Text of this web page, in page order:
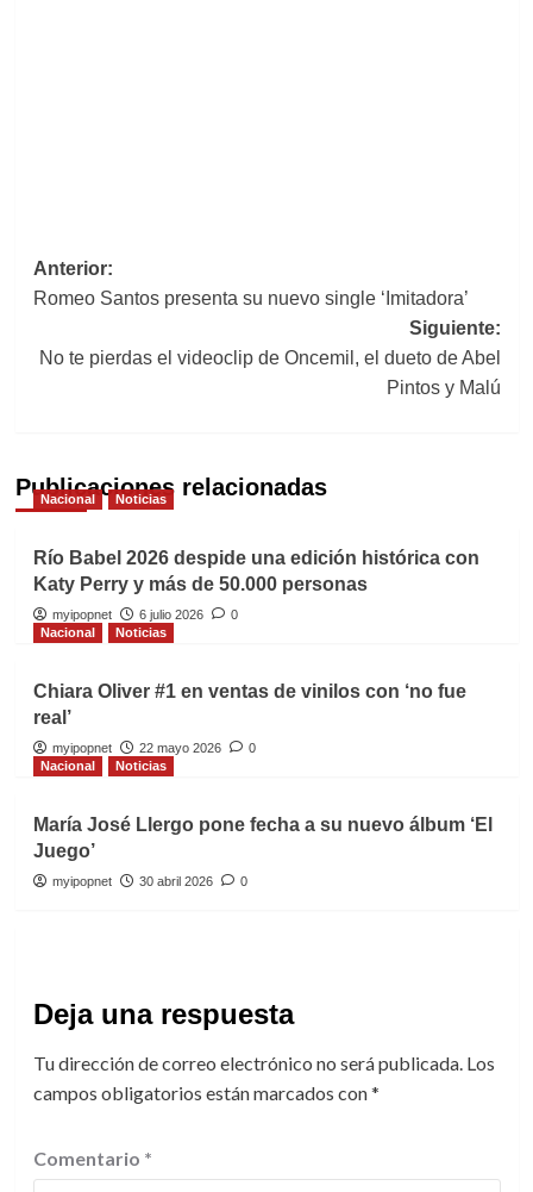
Navegación
de
entradas
Anterior:
Romeo Santos presenta su nuevo single ‘Imitadora’
Siguiente:
No te pierdas el videoclip de Oncemil, el dueto de Abel
Pintos y Malú
Publicaciones relacionadas
Nacional Noticias
Río Babel 2026 despide una edición histórica con
Katy Perry y más de 50.000 personas
myipopnet 6 julio 2026
0
Nacional
Noticias
Chiara Oliver #1 en ventas de vinilos con ‘no fue
real’
myipopnet 22 mayo 2026
0
Nacional
Noticias
María José Llergo pone fecha a su nuevo álbum ‘El
Juego’
myipopnet 30 abril 2026 0
Deja una respuesta
Tu dirección de correo electrónico no será publicada. Los
campos obligatorios están marcados con*
Comentario *